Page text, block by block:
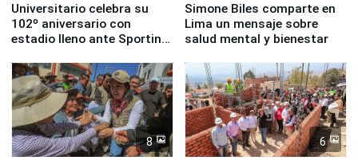
Universitario celebra su
102º aniversario con
estadio lleno ante Sporting
Simone Biles comparte en
Lima un mensaje sobre
salud mental y bienestar
8 6